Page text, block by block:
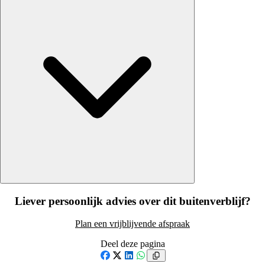
Liever persoonlijk advies over dit buitenverblijf?
Plan een vrijblijvende afspraak
Deel deze pagina